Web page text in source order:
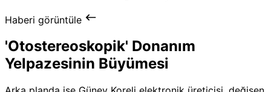
Haberi görüntüle
'Otostereoskopik' Donanım
Yelpazesinin Büyümesi